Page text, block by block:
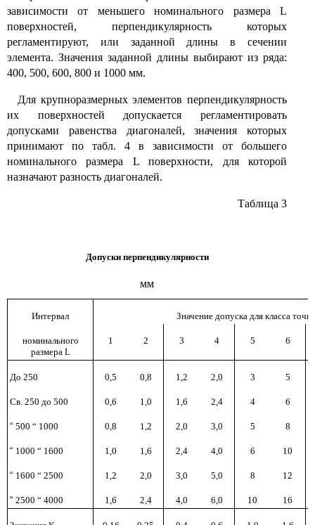
зависимости от меньшего номинального размера L
поверхностей, перпендикулярность которых
регламентируют, или заданной длины в сечении
элемента. Значения заданной длины выбирают из ряда:
400, 500, 600, 800 и 1000 мм.
Для крупноразмерных элементов перпендикулярность
их поверхностей допускается регламентировать
допусками равенства диагоналей, значения которых
принимают по табл. 4 в зависимости от большего
номинального размера L поверхности, для которой
назначают разность диагоналей.
Таблица 3
Допуски перпендикулярности
мм
Интервал Значение допуска для класса
номинального
размера L
1 2 3 4 5 6
До 250 0,5 0,8 1,2 2,0 3 5
Св. 250 до 500 0,6 1,0 1,6 2,4 4 6
“ 500 “ 1000 0,8 1,2 2,0 3,0 5 8
“ 1000 “ 1600 1,0 1,6 2,4 4,0 6 10
“ 1600 “ 2500 1,2 2,0 3,0 5,0 8 12
“ 2500 “ 4000 1,6 2,4 4,0 6,0 10 16